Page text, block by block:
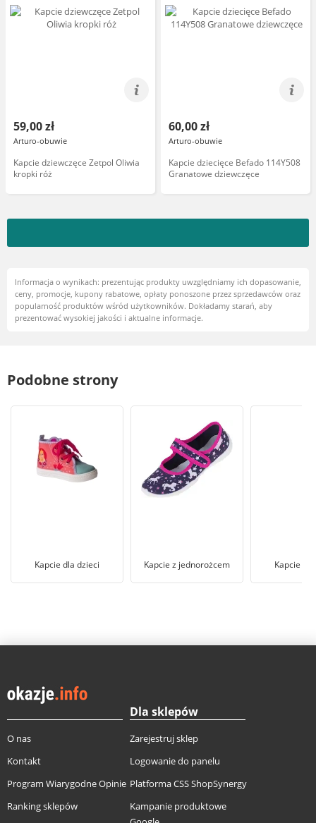
59,00 zł
Arturo-obuwie
Kapcie dziewczęce Zetpol Oliwia
kropki róż
60,00 zł
Arturo-obuwie
Kapcie dziecięce Befado 114Y508
Granatowe dziewczęce
Informacja o wynikach: prezentując produkty uwzględniamy ich dopasowanie,
ceny, promocje, kupony rabatowe, opłaty ponoszone przez sprzedawców oraz
popularność produktów wśród użytkowników. Dokładamy starań, aby
prezentować wysokiej jakości i aktualne informacje.
Podobne strony
Kapcie dla dzieci Kapcie z jednorożcem Kapcie
O nas
Kontakt
Program Wiarygodne Opinie
Ranking sklepów
Dla sklepów
Zarejestruj sklep
Logowanie do panelu
Platforma CSS ShopSynergy
Kampanie produktowe